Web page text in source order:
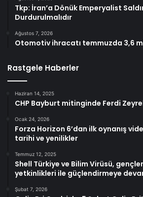
Tkp: İran’a Dönük Emperyalist
Durdurulmalıdır
Ağustos 7, 2026
Otomotiv ihracatı temmuzda 3,6
Rastgele Haberler
Haziran 14, 2025
CHP Bayburt mitinginde Ferdi
Ocak 24, 2026
Forza Horizon 6’dan ilk oynanış
tarihi ve yenilikler
Temmuz 12, 2025
Shell Türkiye ve Bilim Virüsü,
yetkinlikleri ile güçlendirmeye
Şubat 7, 2026